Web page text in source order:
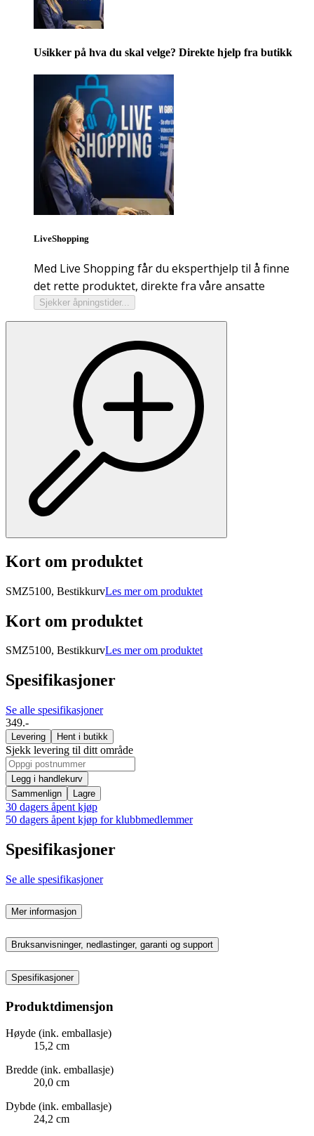
Usikker på hva du skal velge? Direkte hjelp fra butikk
LiveShopping
Med Live Shopping får du eksperthjelp til å finne
det rette produktet, direkte fra våre ansatte
Sjekker åpningstider...
Kort om produktet
SMZ5100, BestikkurvLes mer om produktet
Kort om produktet
SMZ5100, BestikkurvLes mer om produktet
Spesifikasjoner
Se alle spesifikasjoner
349.-
Levering Hent i butikk
Sjekk levering til ditt område
Legg i handlekurv
Sammenlign
Lagre
30 dagers åpent kjøp
50 dagers åpent kjøp for klubbmedlemmer
Spesifikasjoner
Se alle spesifikasjoner
Mer informasjon
Bruksanvisninger, nedlastinger, garanti og support
Spesifikasjoner
Produktdimensjon
Høyde (ink. emballasje)
15,2 cm
Bredde (ink. emballasje)
20,0 cm
Dybde (ink. emballasje)
24,2 cm